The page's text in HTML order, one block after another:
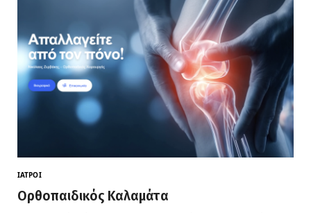
ΙΑΤΡΟΊ
Ορθοπαιδικός Καλαμάτα